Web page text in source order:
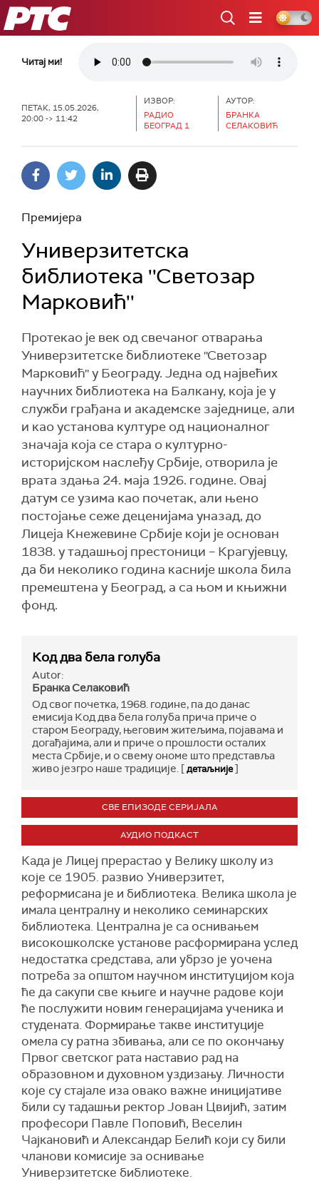
РТС
Читај ми!
ПЕТАК, 15.05.2026,
20:00 -> 11:42
ИЗВОР:
РАДИО
БЕОГРАД 1
АУТОР:
БРАНКА
СЕЛАКОВИЋ
Премијера
Универзитетска
библиотека ''Светозар
Марковић''
Протекао је век од свечаног отварања
Универзитетске библиотеке ''Светозар
Марковић'' у Београду. Једна од највећих
научних библиотека на Балкану, која је у
служби грађана и академске заједнице, али
и као установа културе од националног
значаја која се стара о културно-
историјском наслеђу Србије, отворила је
врата здања 24. маја 1926. године. Овај
датум се узима као почетак, али њено
постојање сеже деценијама уназад, до
Лицеја Кнежевине Србије који је основан
1838. у тадашњој престоници – Крагујевцу,
да би неколико година касније школа била
премештена у Београд, а са њом и књижни
фонд.
Код два бела голуба
Autor:
Бранка Селаковић
Од свог почетка, 1968. године, па до данас
емисија Код два бела голуба прича приче о
старом Београду, његовим житељима, појавама и
догађајима, али и приче о прошлости осталих
места Србије, и о свему ономе што представља
живо језгро наше традиције. [детаљније]
СВЕ ЕПИЗОДЕ СЕРИЈАЛА
АУДИО ПОДКАСТ
Када је Лицеј прерастао у Велику школу из
које се 1905. развио Универзитет,
реформисана је и библиотека. Велика школа је
имала централну и неколико семинарских
библиотека. Централна је са оснивањем
високошколске установе расформирана услед
недостатка средстава, али убрзо је уочена
потреба за општом научном институцијом која
ће да сакупи све књиге и научне радове који
ће послужити новим генерацијама ученика и
студената. Формирање такве институције
омела су ратна збивања, али се по окончању
Првог светског рата наставио рад на
образовном и духовном уздизању. Личности
које су стајале иза овако важне иницијативе
били су тадашњи ректор Јован Цвијић, затим
професори Павле Поповић, Веселин
Чајкановић и Александар Белић који су били
чланови комисије за оснивање
Универзитетске библиотеке.